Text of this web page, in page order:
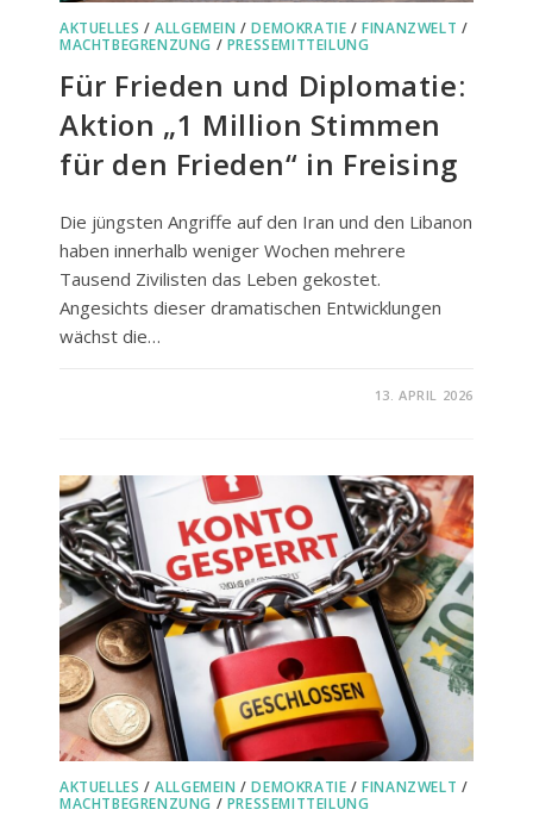
AKTUELLES /ALLGEMEIN /DEMOKRATIE /FINANZWELT /
MACHTBEGRENZUNG / PRESSEMITTEILUNG
Für Frieden und Diplomatie:
Aktion „1 Million Stimmen
für den Frieden“ in Freising
Die jüngsten Angriffe auf den Iran und den Libanon
haben innerhalb weniger Wochen mehrere
Tausend Zivilisten das Leben gekostet.
Angesichts dieser dramatischen Entwicklungen
wächst die…
AKTION
MILLION
STIMMEN
FÜR
DEN
FRIEDEN“
IN
FREISING
13. APRIL 2026
AKTUELLES /ALLGEMEIN /DEMOKRATIE /FINANZWELT /
MACHTBEGRENZUNG / PRESSEMITTEILUNG